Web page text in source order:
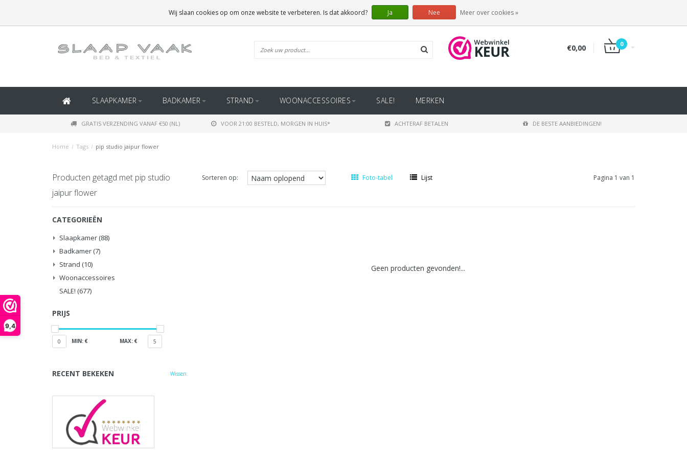
9,4
(BINNEN BELGIË)
€0,00 0
SLAAPKAMER BADKAMER STRAND WOONACCESSOIRES SALE! MERKEN
GRATIS VERZENDING VANAF €50 (NL) VOOR 21:00 BESTELD, MORGEN IN HUIS* ACHTERAF BETALEN DE BESTE AANBIEDINGEN!
Home / Tags / pip studio jaipur flower
Producten getagd met pip studio
jaipur flower
Sorteren op: Foto-tabel Lijst Pagina 1 van 1
CATEGORIEËN
Slaapkamer (88)
Badkamer (7)
Strand (10)
Woonaccessoires
SALE! (677)
PRIJS
0 MIN: € MAX: € 5
RECENT BEKEKEN Wissen
Geen producten gevonden!...
Wij slaan cookies op om onze website te verbeteren. Is dat akkoord? Ja Nee Meer over cookies »